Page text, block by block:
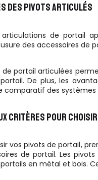
DES PIVOTS ARTICULÉS
de portail
des accessoires de
de portail articulées
De plus, les
comparatif des
CRITÈRES POUR
vos pivots de portail,
de portail. Les pivots
en métal et bois.